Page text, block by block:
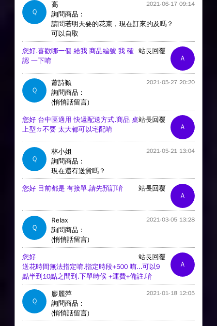
Q
高 2021-06-17 09:14
詢問商品 :
請問若明天要的花束，現在訂來的及嗎？
可以自取
A
站長回覆
您好.喜歡哪一個 給我 商品編號 我 確
認 一下唷
Q
蕭詩穎 2021-05-27 20:20
詢問商品 :
(悄悄話留言)
A
站長回覆
您好 台中區適用 快遞配送方式.商品 桌
上型ㄉ不要 太大都可以宅配唷
Q
林小姐 2021-05-21 13:04
詢問商品 :
現在還有送貨嗎？
A
站長回覆
您好 目前都是 有接單.請先預訂唷
Q
Relax 2021-03-05 13:28
詢問商品 :
(悄悄話留言)
A
站長回覆
您好
送花時間無法指定唷.指定時段+500 唷...可以9
點半到10點之間到.下單時候 +運費+備註.唷
Q
廖麗萍 2021-01-18 12:05
詢問商品 :
(悄悄話留言)